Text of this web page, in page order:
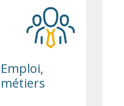
Emploi,
métiers